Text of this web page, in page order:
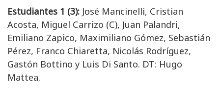
Estudiantes 1 (3): José Mancinelli, Cristian
Acosta, Miguel Carrizo (C), Juan Palandri,
Emiliano Zapico, Maximiliano Gómez, Sebastián
Pérez, Franco Chiaretta, Nicolás Rodríguez,
Gastón Bottino y Luis Di Santo. DT: Hugo
Mattea.